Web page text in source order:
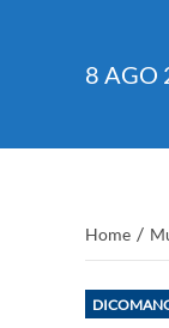
8 AGO
Home /